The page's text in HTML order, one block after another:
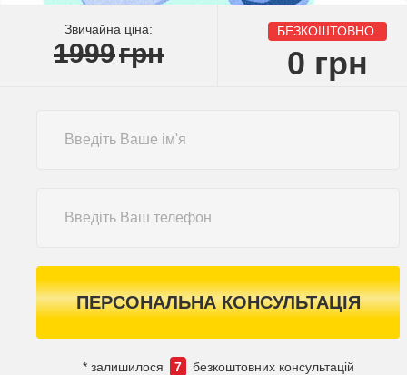
Звичайна ціна:
1999грн
БЕЗКОШТОВНО
0 грн
ПЕРСОНАЛЬНА КОНСУЛЬТАЦІЯ
* залишилося 7 безкоштовних консультацій